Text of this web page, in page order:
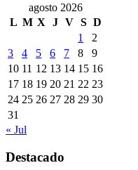
agosto 2026
L M X J V S D
1
2
3
4 5 6 7 8
9
10 11 12 13 14 15 16
17 18 19 20 21 22 23
24 25 26 27 28 29 30
31
« Jul
Destacado